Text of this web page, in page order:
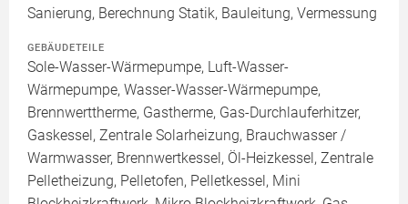
Sanierung, Berechnung Statik, Bauleitung, Vermessung
GEBÄUDETEILE
Sole-Wasser-Wärmepumpe, Luft-Wasser-
Wärmepumpe, Wasser-Wasser-Wärmepumpe,
Brennwerttherme, Gastherme, Gas-Durchlauferhitzer,
Gaskessel, Zentrale Solarheizung, Brauchwasser /
Warmwasser, Brennwertkessel, Öl-Heizkessel, Zentrale
Pelletheizung, Pelletofen, Pelletkessel, Mini